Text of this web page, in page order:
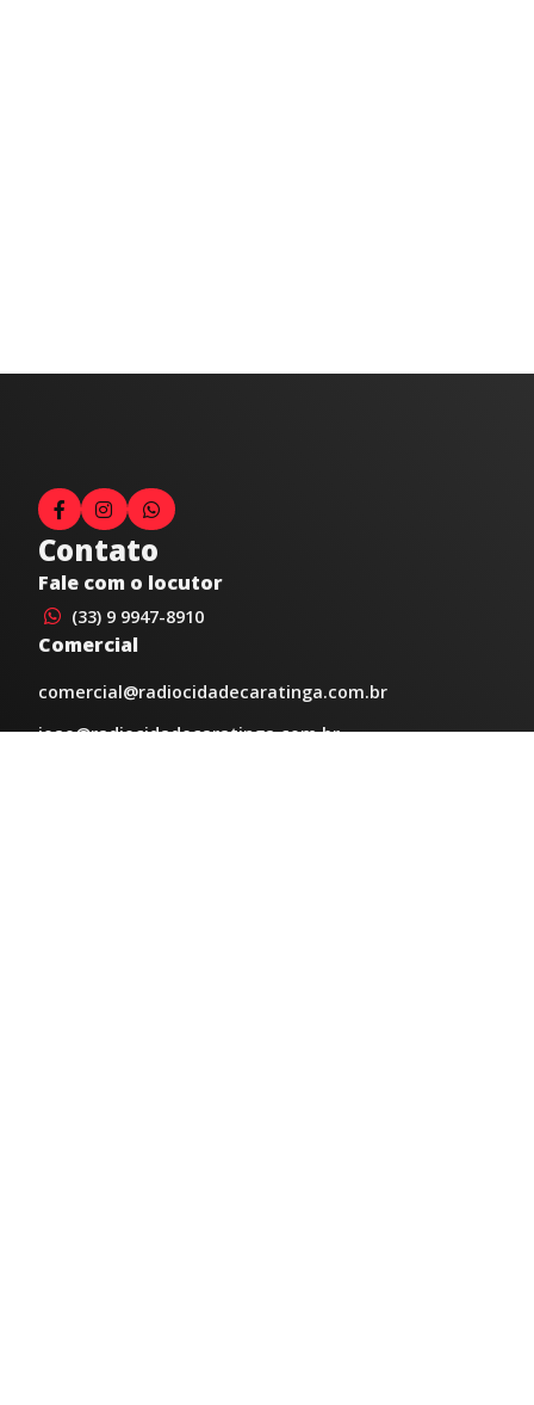
Contato
Fale com o locutor
(33) 9 9947-8910
Comercial
comercial@radiocidadecaratinga.com.br
joao@radiocidadecaratinga.com.br